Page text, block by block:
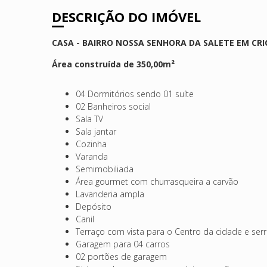
DESCRIÇÃO DO IMÓVEL
CASA - BAIRRO NOSSA SENHORA DA SALETE EM
Área construída de 350,00m²
04 Dormitórios sendo 01 suíte
02 Banheiros social
Sala TV
Sala jantar
Cozinha
Varanda
Semimobiliada
Área gourmet com churrasqueira a carvão
Lavanderia ampla
Depósito
Canil
Terraço com vista para o Centro da cidade e
Garagem para 04 carros
02 portões de garagem